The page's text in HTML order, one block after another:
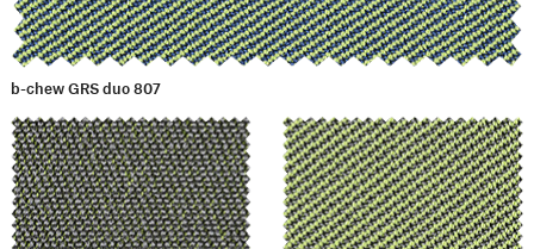
b-chew GRS duo 807